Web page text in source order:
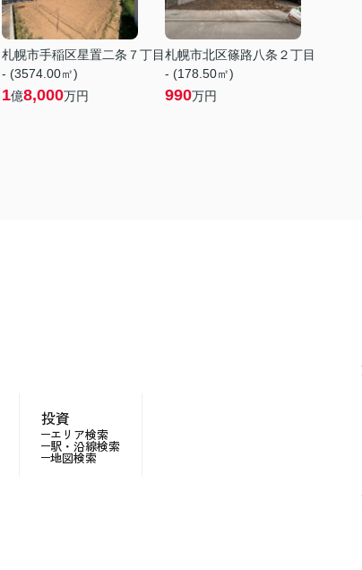
札幌市手稲区星置二条７丁目
- (3574.00㎡)
1億8,000万円
札幌市北区篠路八条２丁目
- (178.50㎡)
990万円
投資
エリア検索
駅・沿線検索
地図検索